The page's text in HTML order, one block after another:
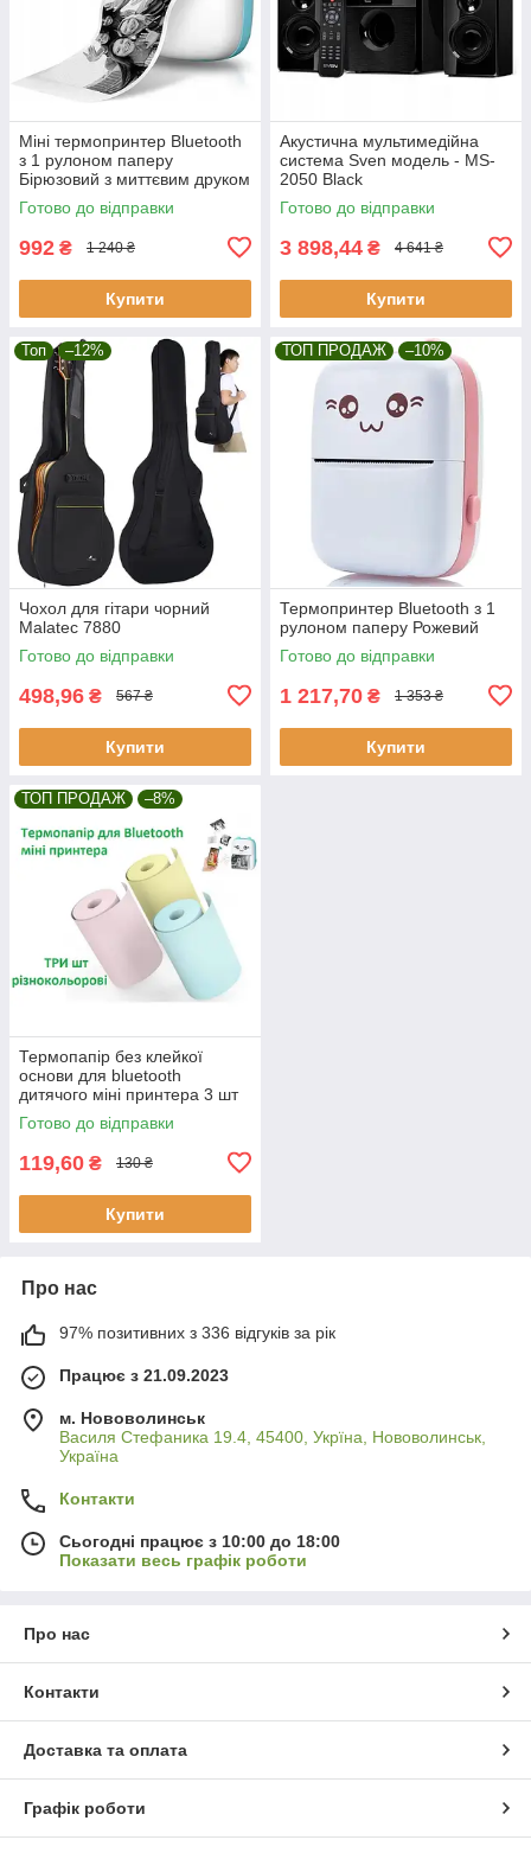
Міні термопринтер Bluetooth
з 1 рулоном паперу
Бірюзовий з миттєвим друком
для смартфона
Готово до відправки
992 ₴ 1 240 ₴
Купити
Акустична мультимедійна
система Sven модель - MS-
2050 Black
Готово до відправки
3 898,44 ₴ 4 641 ₴
Купити
Топ –12%
Чохол для гітари чорний
Malatec 7880
Готово до відправки
498,96 ₴ 567 ₴
Купити
ТОП ПРОДАЖ –10%
Термопринтер Bluetooth з 1
рулоном паперу Рожевий
Готово до відправки
1 217,70 ₴ 1 353 ₴
Купити
ТОП ПРОДАЖ –8%
Термопапір без клейкої
основи для bluetooth
дитячого міні принтера 3 шт
різнокольорові 57мм
Готово до відправки
119,60 ₴ 130 ₴
Купити
Про нас
97% позитивних з 336 відгуків за рік
Працює з 21.09.2023
м. Нововолинськ
Василя Стефаника 19.4, 45400, Укрїна, Нововолинськ,
Україна
Контакти
Сьогодні працює з 10:00 до 18:00
Показати весь графік роботи
Про нас
Контакти
Доставка та оплата
Графік роботи